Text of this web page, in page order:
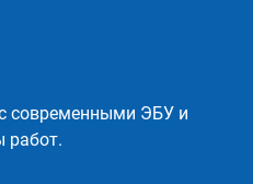
современными ЭБУ и
работ.